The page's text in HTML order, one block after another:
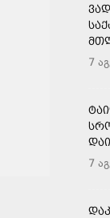
7
7